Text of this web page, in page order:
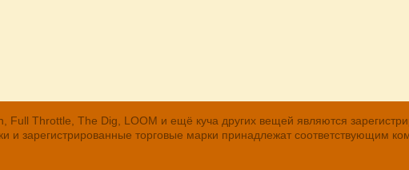
Full Throttle, The Dig, LOOM и ещё куча других вещей являются
и зарегистрированные торговые марки принадлежат соответствующим